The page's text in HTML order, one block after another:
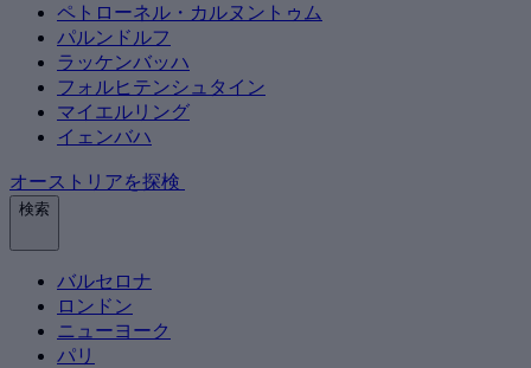
ペトローネル・カルヌントゥム
パルンドルフ
ラッケンバッハ
フォルヒテンシュタイン
マイエルリング
イェンバハ
オーストリアを探検
検索
バルセロナ
ロンドン
ニューヨーク
パリ